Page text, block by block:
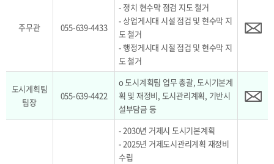
주무관 055-639-4433
- 정치 현수막 점검 지도 철거
- 상업게시대 시설 점검 및 현수막 지
도 철거
- 행정게시대 시절 점검 및 현수막 지
도 철거
도시계획팀
팀장
055-639-4422
o 도시계획팀 업무 총괄, 도시기본계
획 및 재정비, 도시관리계획, 기반시
설부담금 등
- 2030년 거제시 도시기본계획
- 2025년 거제도시관리계획 재정비
수립